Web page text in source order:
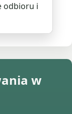
odbioru i
w